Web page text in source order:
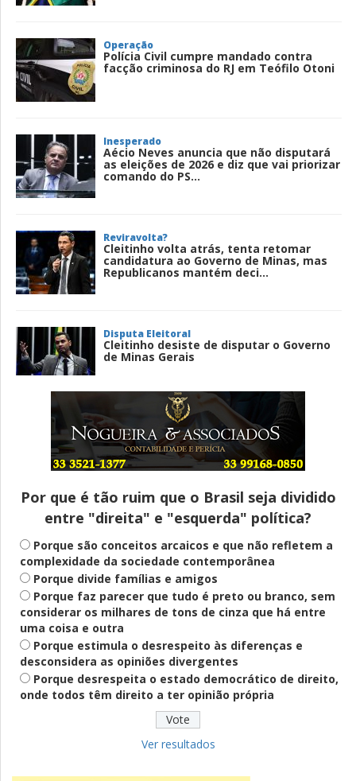
Operação
Polícia Civil cumpre mandado contra
facção criminosa do RJ em Teófilo Otoni
Inesperado
Aécio Neves anuncia que não disputará
as eleições de 2026 e diz que vai priorizar
comando do PS...
Reviravolta?
Cleitinho volta atrás, tenta retomar
candidatura ao Governo de Minas, mas
Republicanos mantém deci...
Disputa Eleitoral
Cleitinho desiste de disputar o Governo
de Minas Gerais
Entenda
Pix Pensão Alimentícia: entenda o que é
e como solicitar
Saúde Mental
Plataforma oferece escuta em saúde
mental para jovens no SUS Digital
Definido
PT lança Patrus Ananias como candidato
ao governo de Minas Gerais
Fies: pré-selecionados têm até terça
para complementar informações
Por que é tão ruim que o Brasil seja dividido
entre "direita" e "esquerda" política?
Porque são conceitos arcaicos e que não refletem a
complexidade da sociedade contemporânea
Porque divide famílias e amigos
Porque faz parecer que tudo é preto ou branco, sem
considerar os milhares de tons de cinza que há entre
uma coisa e outra
Porque estimula o desrespeito às diferenças e
desconsidera as opiniões divergentes
Porque desrespeita o estado democrático de direito,
onde todos têm direito a ter opinião própria
Ver resultados